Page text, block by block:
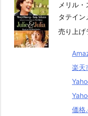
メリル
タテイ
売り上
楽天
価格